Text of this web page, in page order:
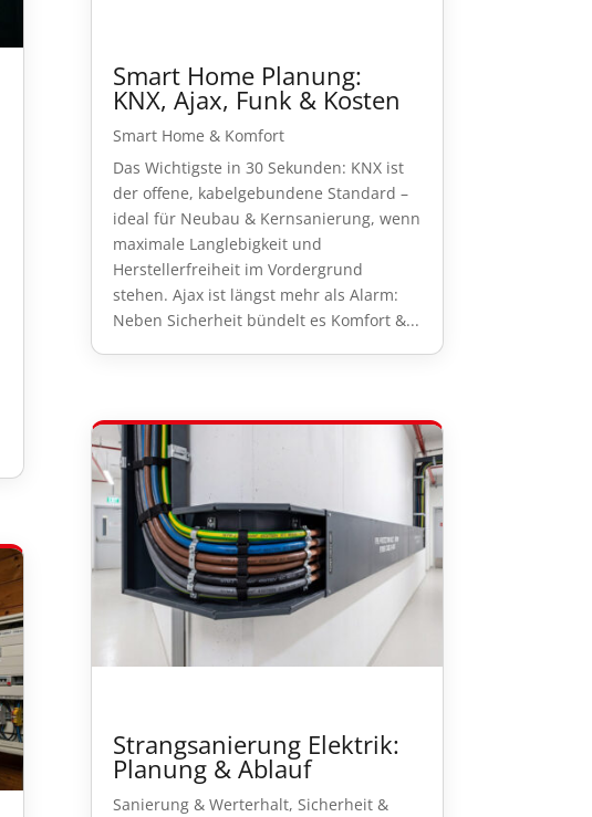
Smart Home Planung:
KNX, Ajax, Funk & Kosten
Smart Home & Komfort
Das Wichtigste in 30 Sekunden: KNX ist
der offene, kabelgebundene Standard –
ideal für Neubau & Kernsanierung, wenn
maximale Langlebigkeit und
Herstellerfreiheit im Vordergrund
stehen. Ajax ist längst mehr als Alarm:
Neben Sicherheit bündelt es Komfort &...
Strangsanierung Elektrik:
Planung & Ablauf
Sanierung & Werterhalt, Sicherheit &